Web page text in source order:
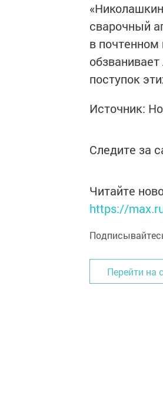
сварочный
в почтенном
поступок
Источник:
Следите за
Читайте
https://
Перейти на